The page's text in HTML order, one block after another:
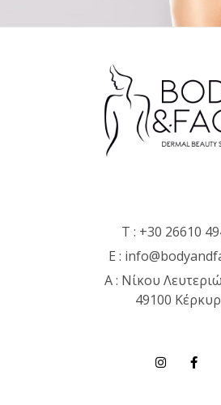
T : +30 26610
E :
Α : Νίκου
49100